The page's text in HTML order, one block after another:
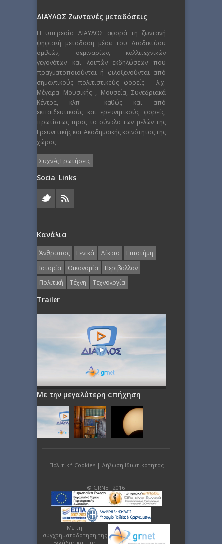
ΔΙΑΥΛΟΣ Ζωντανές μεταδόσεις
Η υπηρεσία ΔΙΑΥΛΟΣ αφορά τη ζωντανή
ψηφιακή μετάδοση μέσω του Διαδικτύου
ομιλιών, σεμιναρίων, καλλιτεχνικών
γεγονότων και λοιπών εκδηλώσεων που
πραγματοποιούνται ή φιλοξενούνται από
σημαντικούς πολιτιστικούς φορείς – λ.χ.
Μέγαρα Μουσικής , Μουσεία, Συνεδριακά
Κέντρα, κλπ – καθώς και από
εκπαιδευτικούς και ερευνητικούς φορείς,
πρωτίστως προς το σύνολο των μελών της
Ερευνητικής και Ακαδημαϊκής κοινότητας της
χώρας.
Συχνές Ερωτήσεις
Social Links
Κανάλια
Άνθρωπος Γενικά Δίκαιο
Επιστήμη
Ιστορία
Οικονομία
Περιβάλλον
Πολιτική
Τέχνη Τεχνολογία
Trailer
Με την μεγαλύτερη απήχηση
Πολιτική Cookies| Δήλωση Ιδιωτικότητας
© GRNET 2016
Με τη
συγχρηματοδότηση της
Ελλάδας και της